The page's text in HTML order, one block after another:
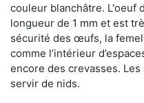
couleur blanchâtre. L'oeuf
longueur de 1 mm et est
sécurité des œufs, la
comme l’intérieur
encore des crevasses.
servir de nids.